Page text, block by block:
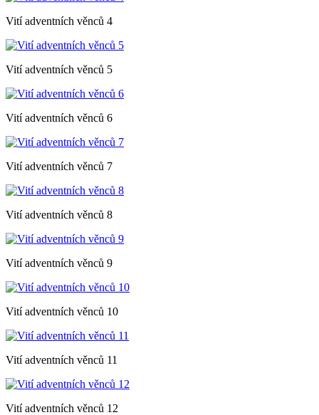
Vití adventních věnců 4
Vití adventních věnců 5
Vití adventních věnců 6
Vití adventních věnců 7
Vití adventních věnců 8
Vití adventních věnců 9
Vití adventních věnců 10
Vití adventních věnců 11
Vití adventních věnců 12